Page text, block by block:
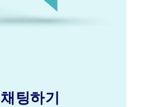
채팅하기